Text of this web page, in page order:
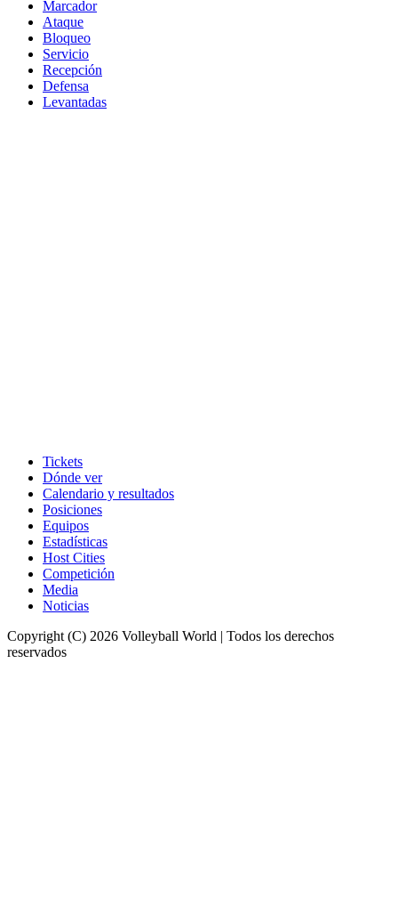
Marcador
Ataque
Bloqueo
Servicio
Recepción
Defensa
Levantadas
Tickets
Dónde ver
Calendario y resultados
Posiciones
Equipos
Estadísticas
Host Cities
Competición
Media
Noticias
Copyright (C) 2026 Volleyball World | Todos los derechos
reservados